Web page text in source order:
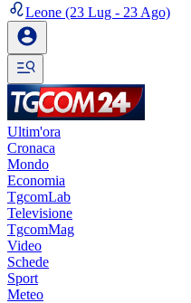
Leone (23 Lug - 23 Ago)
Ultim'ora
Cronaca
Mondo
Economia
TgcomLab
Televisione
TgcomMag
Video
Schede
Sport
Meteo